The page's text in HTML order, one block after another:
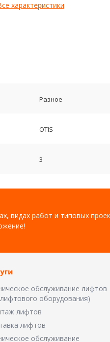
характеристики
Разное
OTIS
3
видах работ и типовых
обслуживание лифтов
оборудования)
лифтов
лифтов
обслуживание